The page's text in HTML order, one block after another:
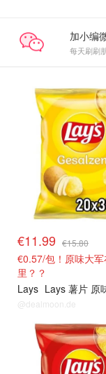
加小编
每天刷刷
€11.99 €15.80
€0.57/包！原味大
里？？
Lays Lays 薯片 原
@dealmoon.de